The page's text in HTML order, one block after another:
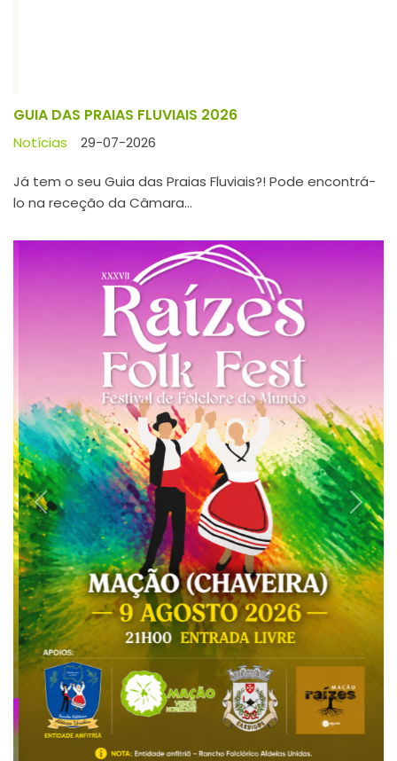
CONCELHO DE MAÇÃO VOLTA A RECEBER RAÍZES
FOLK FEST – FESTIVAL DE FOLCLORE DO MUNDO
Notícias 29-07-2026
O Concelho de Mação volta a receber, pelo quarto ano
consecutivo, o 𝙍𝙖𝙞́𝙯𝙚𝙨...